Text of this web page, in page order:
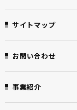
サイトマップ
お問い合わせ
事業紹介